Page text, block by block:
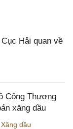
Hải quan về
Công Thương
xăng dầu
Xăng dầu